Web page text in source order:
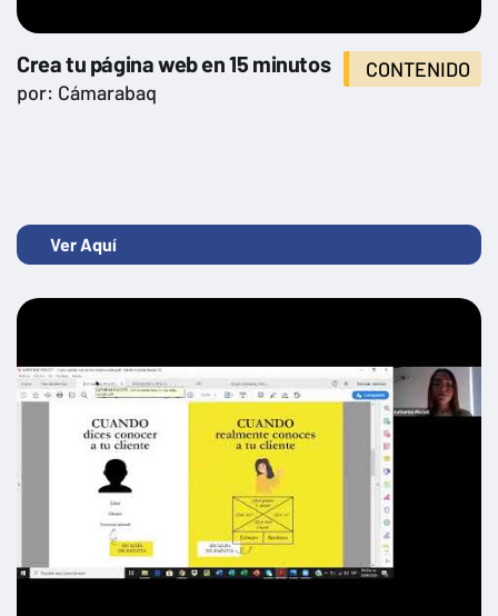
CONTENIDO
Crea tu página web en 15 minutos
por: Cámarabaq
Ver Aquí